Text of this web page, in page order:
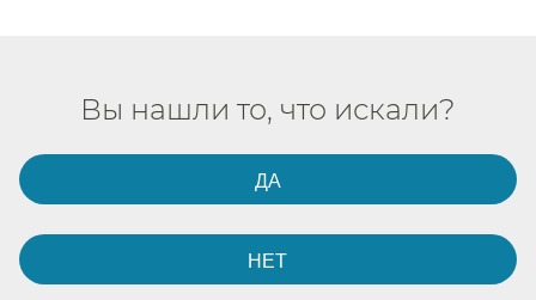
Вы нашли то, что искали?​​
ДА​​
НЕТ​​